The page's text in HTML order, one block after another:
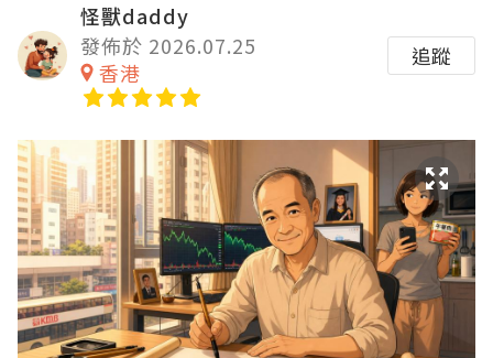
怪獸daddy
發佈於 2026.07.25
香港
追蹤